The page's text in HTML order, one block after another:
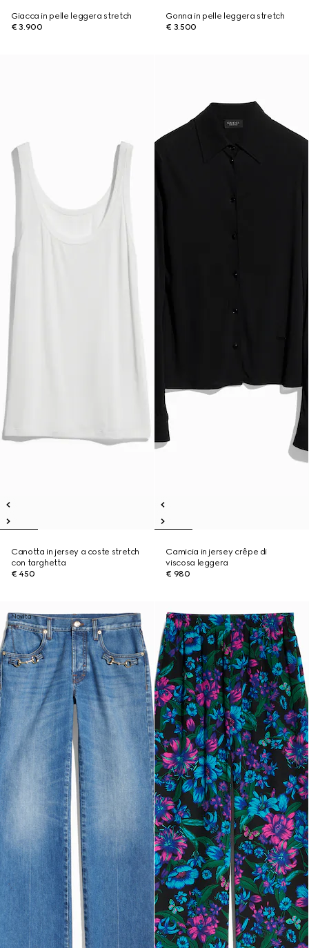
Giacca in pelle leggera stretch
€ 3.900
Gonna in pelle leggera stretch
€ 3.500
Canotta in jersey a coste stretch
con targhetta
€ 450
Camicia in jersey crêpe di
viscosa leggera
€ 980
Novità Novità